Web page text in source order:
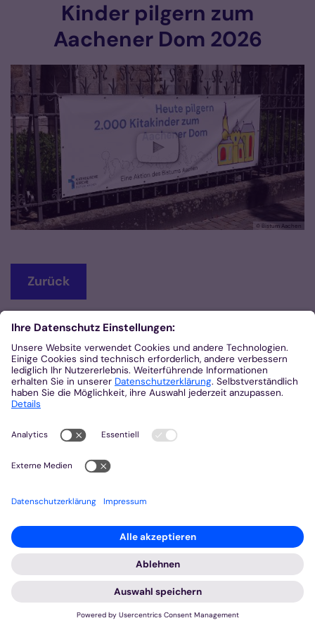
Zum Inhalt springenKinder pilgern zum
Aachener Dom 2026
© Bistum Aachen
Zurück
© Bistum Aachen
Impressum
Datenschutzerklärung